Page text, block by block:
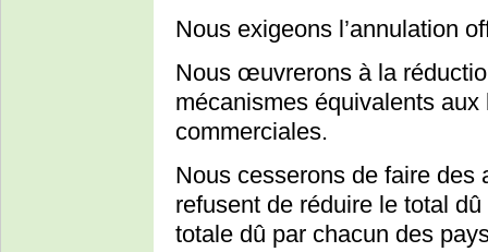
Nous exigeons l’annulation
Nous œuvrerons à la
mécanismes équivalents
commerciales.
Nous cesserons de faire des
refusent de réduire le total
totale dû par chacun des